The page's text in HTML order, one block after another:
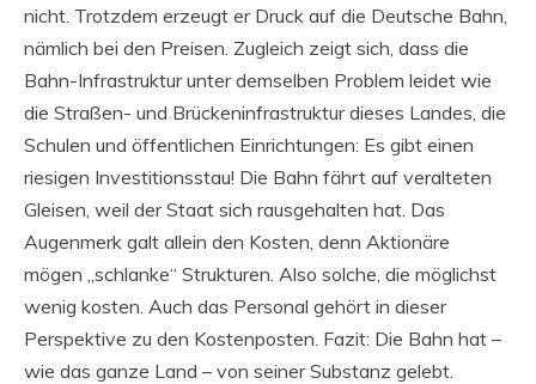
nicht. Trotzdem erzeugt er Druck auf die Deutsche Bahn,
nämlich bei den Preisen. Zugleich zeigt sich, dass die
Bahn-Infrastruktur unter demselben Problem leidet wie
die Straßen- und Brückeninfrastruktur dieses Landes, die
Schulen und öffentlichen Einrichtungen: Es gibt einen
riesigen Investitionsstau! Die Bahn fährt auf veralteten
Gleisen, weil der Staat sich rausgehalten hat. Das
Augenmerk galt allein den Kosten, denn Aktionäre
mögen „schlanke“ Strukturen. Also solche, die möglichst
wenig kosten. Auch das Personal gehört in dieser
Perspektive zu den Kostenposten. Fazit: Die Bahn hat –
wie das ganze Land – von seiner Substanz gelebt.